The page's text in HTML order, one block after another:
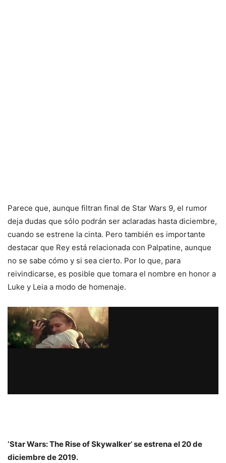
Parece que, aunque filtran final de Star Wars 9, el rumor
deja dudas que sólo podrán ser aclaradas hasta diciembre,
cuando se estrene la cinta. Pero también es importante
destacar que Rey está relacionada con Palpatine, aunque
no se sabe cómo y si sea cierto. Por lo que, para
reivindicarse, es posible que tomara el nombre en honor a
Luke y Leia a modo de homenaje.
‘Star Wars: The Rise of Skywalker’ se estrena el 20 de
diciembre de 2019.